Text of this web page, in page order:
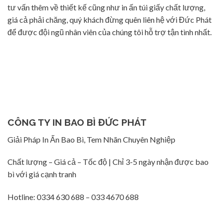
tư vấn thêm về thiết kế cũng như in ấn túi giấy chất lượng,
giá cả phải chăng, quý khách đừng quên liên hệ với Đức Phát
để được đội ngũ nhân viên của chúng tôi hỗ trợ tận tình nhất.
CÔNG TY IN BAO BÌ ĐỨC PHÁT
Giải Pháp In Ấn Bao Bì, Tem Nhãn Chuyên Nghiệp
Chất lượng – Giá cả – Tốc độ | Chỉ 3-5 ngày nhận được bao
bì với giá cạnh tranh
Hotline: 0334 630 688 – 033 4670 688